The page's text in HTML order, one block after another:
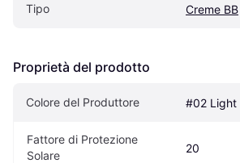
Tipo Creme BB
Proprietà del prodotto
Colore del Produttore #02 Light
Fattore di Protezione
Solare
20